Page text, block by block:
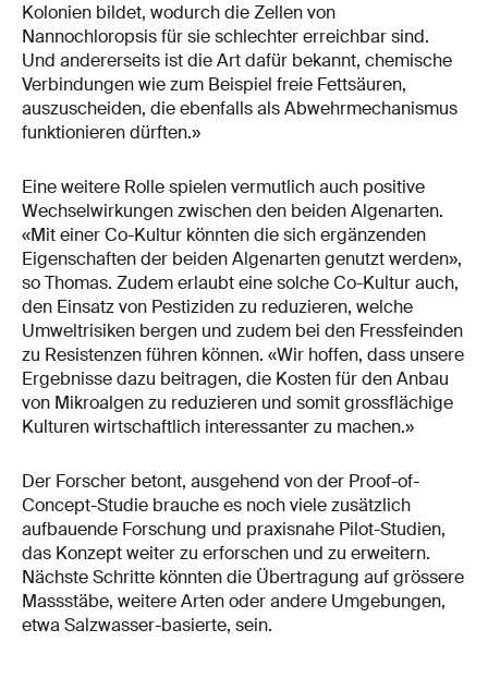
Kolonien bildet, wodurch die Zellen von
Nannochloropsis für sie schlechter erreichbar sind.
Und andererseits ist die Art dafür bekannt, chemische
Verbindungen wie zum Beispiel freie Fettsäuren,
auszuscheiden, die ebenfalls als Abwehrmechanismus
funktionieren dürften.»
Eine weitere Rolle spielen vermutlich auch positive
Wechselwirkungen zwischen den beiden Algenarten.
«Mit einer Co-Kultur könnten die sich ergänzenden
Eigenschaften der beiden Algenarten genutzt werden»,
so Thomas. Zudem erlaubt eine solche Co-Kultur auch,
den Einsatz von Pestiziden zu reduzieren, welche
Umweltrisiken bergen und zudem bei den Fressfeinden
zu Resistenzen führen können. «Wir hoffen, dass unsere
Ergebnisse dazu beitragen, die Kosten für den Anbau
von Mikroalgen zu reduzieren und somit grossflächige
Kulturen wirtschaftlich interessanter zu machen.»
Der Forscher betont, ausgehend von der Proof-of-
Concept-Studie brauche es noch viele zusätzlich
aufbauende Forschung und praxisnahe Pilot-Studien,
das Konzept weiter zu erforschen und zu erweitern.
Nächste Schritte könnten die Übertragung auf grössere
Massstäbe, weitere Arten oder andere Umgebungen,
etwa Salzwasser-basierte, sein.